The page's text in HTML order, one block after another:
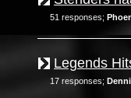
51 responses;
Legends
17 responses;